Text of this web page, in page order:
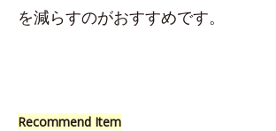
を減らすのがおすすめです。
Recommend Item